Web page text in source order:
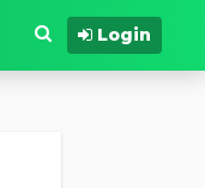
Login